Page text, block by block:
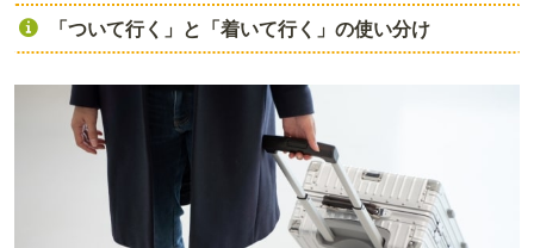
「ついて行く」と「着いて行く」の使い分け